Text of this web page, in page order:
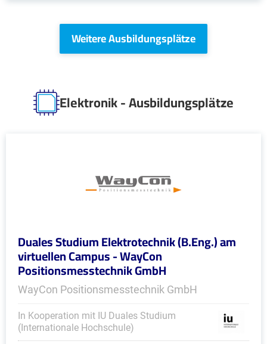
Weitere Ausbildungsplätze
Elektronik - Ausbildungsplätze
Duales Studium Elektrotechnik (B.Eng.) am
virtuellen Campus - WayCon
Positionsmesstechnik GmbH
WayCon Positionsmesstechnik GmbH
In Kooperation mit IU Duales Studium
(Internationale Hochschule)